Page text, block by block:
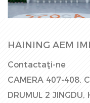
Hala Fabricii
HAINING AEM
Contactaţi-ne
CAMERA 407-408,
DRUMUL 2 JINGDU,